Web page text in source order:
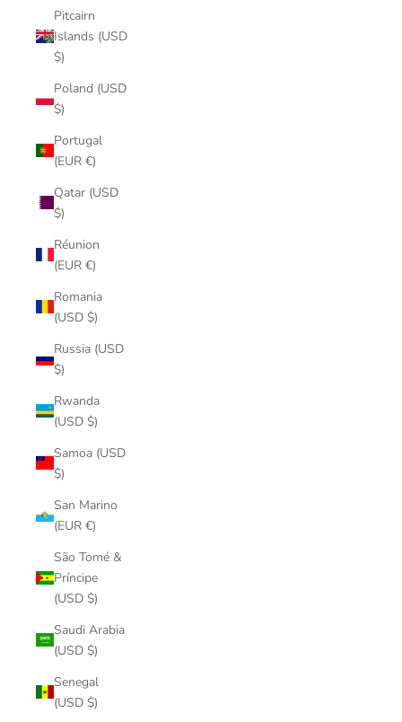
Pitcairn
Islands (USD
$)
Poland (USD
$)
Portugal
(EUR €)
Qatar (USD
$)
Réunion
(EUR €)
Romania
(USD $)
Russia (USD
$)
Rwanda
(USD $)
Samoa (USD
$)
San Marino
(EUR €)
São Tomé &
Príncipe
(USD $)
Saudi Arabia
(USD $)
Senegal
(USD $)